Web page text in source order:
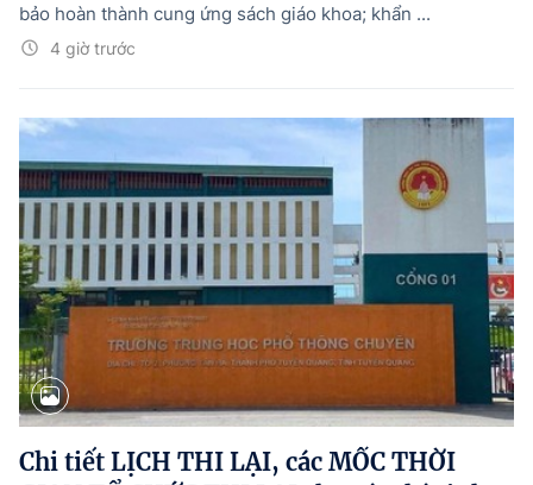
4 giờ trước
bảo hoàn thành cung ứng sách giáo khoa; khẩn ...
Chi tiết LỊCH THI LẠI, các MỐC THỜI